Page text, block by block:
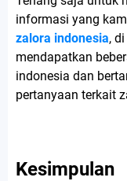
informasi yang
zalora indonesia,
mendapatkan
indonesia dan
pertanyaan terkait
Kesimpulan